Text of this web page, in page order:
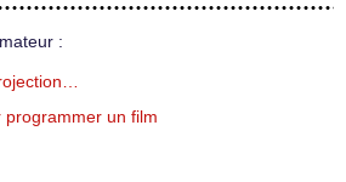
:
programmer un film